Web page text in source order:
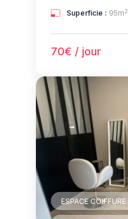
Superficie : 95m2
70€ / jour
ESPACE COIFFURE